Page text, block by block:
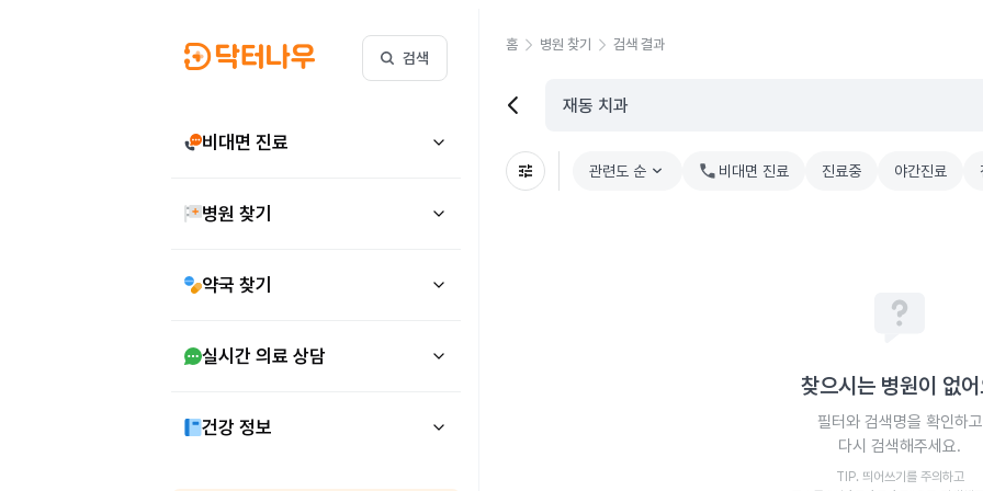
검색
비대면 진료
병원 찾기
약국 찾기
실시간 의료 상담
건강 정보
홈 병원 찾기 검색 결과
관련도 순 chevron_right 비대면 진료 진료중 야간진료
찾으시는 병원이 없
필터와 검색명을 확인하고
다시 검색해주세요.
TIP. 띄어쓰기를 주의하고